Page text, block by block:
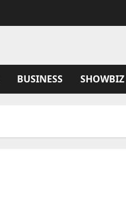
BUSINESS SHOWBIZ